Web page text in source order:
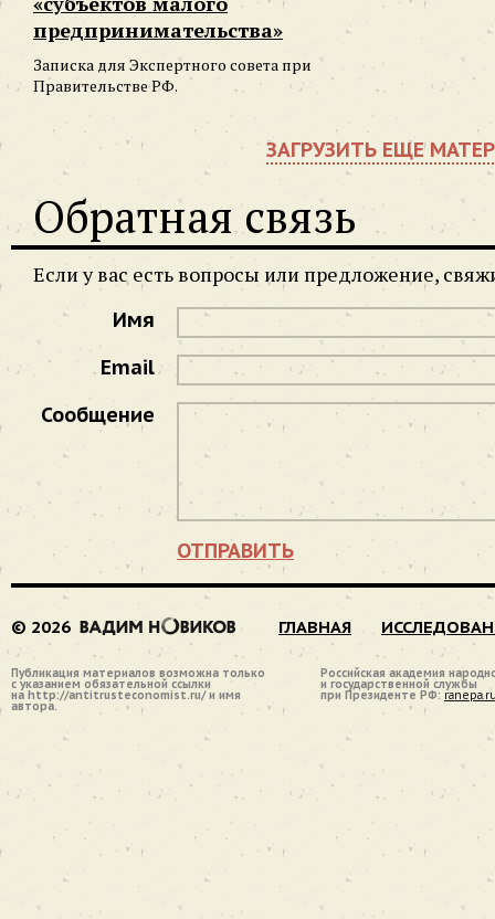
предпринимательства»
Записка для Экспертного совета при
Правительстве РФ.
ЗАГРУЗИТЬ ЕЩЕ
Обратная связь
Если у вас есть вопросы или предложение,
Имя
Email
Сообщение
ОТПРАВИТЬ
© 2026 ГЛАВНАЯ
Публикация материалов возможна только
с указанием обязательной ссылки
на http://antitrusteconomist.ru/ и имя
автора.
Российская академия
и государственной службы
при Президенте РФ: